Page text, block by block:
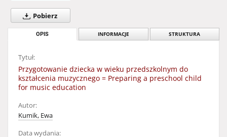
Pobierz
OPIS INFORMACJE STRUKTURA
Tytuł:
Przygotowanie dziecka w wieku przedszkolnym do
kształcenia muzycznego = Preparing a preschool child
for music education
Autor:
Kumik, Ewa
Data wydania: